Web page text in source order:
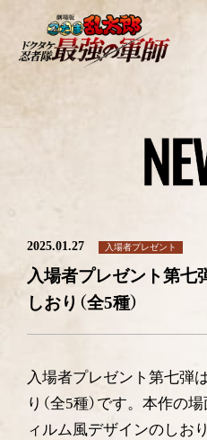
2025.01.27 入場者プレゼント
入場者プレゼント第
しおり（全5種）
入場者プレゼント第七弾
り（全5種）です。本作の
ィルム風デザインのしお